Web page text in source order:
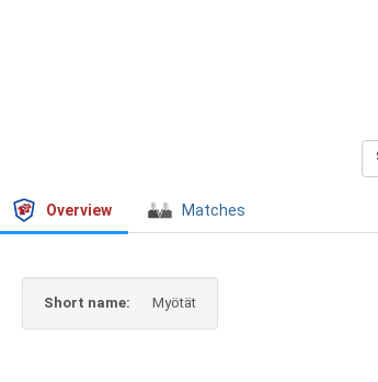
Overview Matches
Short name: Myötät